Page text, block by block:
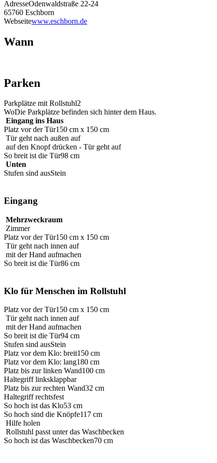
AdresseOdenwaldstraße 22-24
65760 Eschborn
Webseitewww.eschborn.de
Wann
Parken
Parkplätze mit Rollstuhl2
WoDie Parkplätze befinden sich hinter dem Haus.
Eingang ins Haus
Platz vor der Tür150 cm x 150 cm
Tür geht nach außen auf
auf den Knopf drücken - Tür geht auf
So breit ist die Tür98 cm
Unten
Stufen sind ausStein
Eingang
Mehrzweckraum
Zimmer
Platz vor der Tür150 cm x 150 cm
Tür geht nach innen auf
mit der Hand aufmachen
So breit ist die Tür86 cm
Klo für Menschen im Rollstuhl
Platz vor der Tür150 cm x 150 cm
Tür geht nach innen auf
mit der Hand aufmachen
So breit ist die Tür94 cm
Stufen sind ausStein
Platz vor dem Klo: breit150 cm
Platz vor dem Klo: lang180 cm
Platz bis zur linken Wand100 cm
Haltegriff linksklappbar
Platz bis zur rechten Wand32 cm
Haltegriff rechtsfest
So hoch ist das Klo53 cm
So hoch sind die Knöpfe117 cm
Hilfe holen
Rollstuhl passt unter das Waschbecken
So hoch ist das Waschbecken70 cm